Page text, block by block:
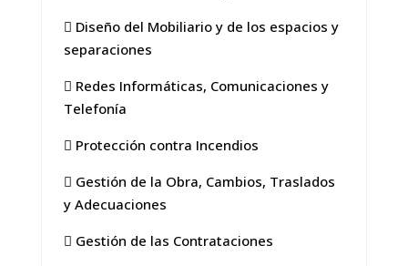
 Diseño del Mobiliario y de los espacios y
separaciones
 Redes Informáticas, Comunicaciones y
Telefonía
 Protección contra Incendios
 Gestión de la Obra, Cambios, Traslados
y Adecuaciones
 Gestión de las Contrataciones